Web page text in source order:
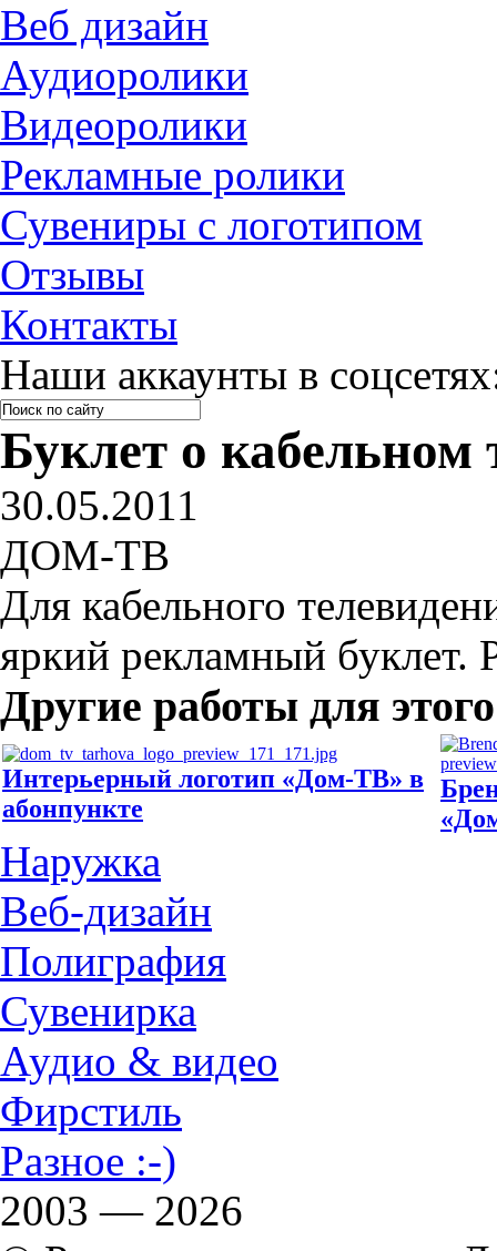
Веб дизайн
Аудиоролики
Видеоролики
Рекламные ролики
Сувениры с логотипом
Отзывы
Контакты
Наши аккаунты в
Буклет о кабельном
30.05.2011
ДОМ-ТВ
Для кабельного
яркий рекламный буклет.
Другие работы для
Интерьерный логотип «Дом-ТВ» в
абонпункте
Наружка
Веб-дизайн
Полиграфия
Сувенирка
Аудио & видео
Фирстиль
Разное :-)
2003 — 2026